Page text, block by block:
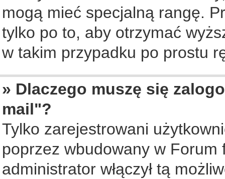
mogą mieć specjalną rangę.
tylko po to, aby otrzymać
w takim przypadku po prostu
» Dlaczego muszę się
mail"?
Tylko zarejestrowani
poprzez wbudowany w Forum
administrator włączył tą